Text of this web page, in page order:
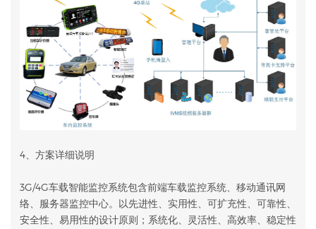
4、方案详细说明
3G/4G车载智能监控系统包含前端车载监控系统、移动通讯网
络、服务器监控中心。以先进性、实用性、可扩充性、可靠性、
安全性、易用性的设计原则；系统化、灵活性、高效率、稳定性